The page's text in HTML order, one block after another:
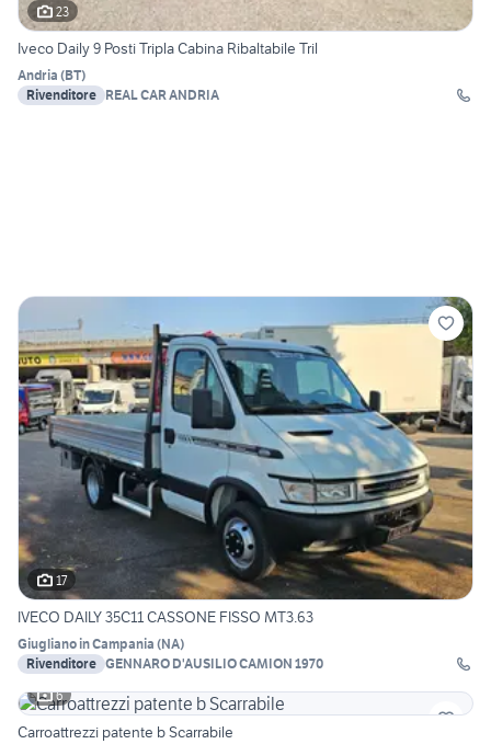
23
Iveco Daily 9 Posti Tripla Cabina Ribaltabile Tril
Andria (BT)
Rivenditore REAL CAR ANDRIA
17
IVECO DAILY 35C11 CASSONE FISSO MT3.63
Giugliano in Campania (NA)
Rivenditore GENNARO D'AUSILIO CAMION 1970
6
Carroattrezzi patente b Scarrabile